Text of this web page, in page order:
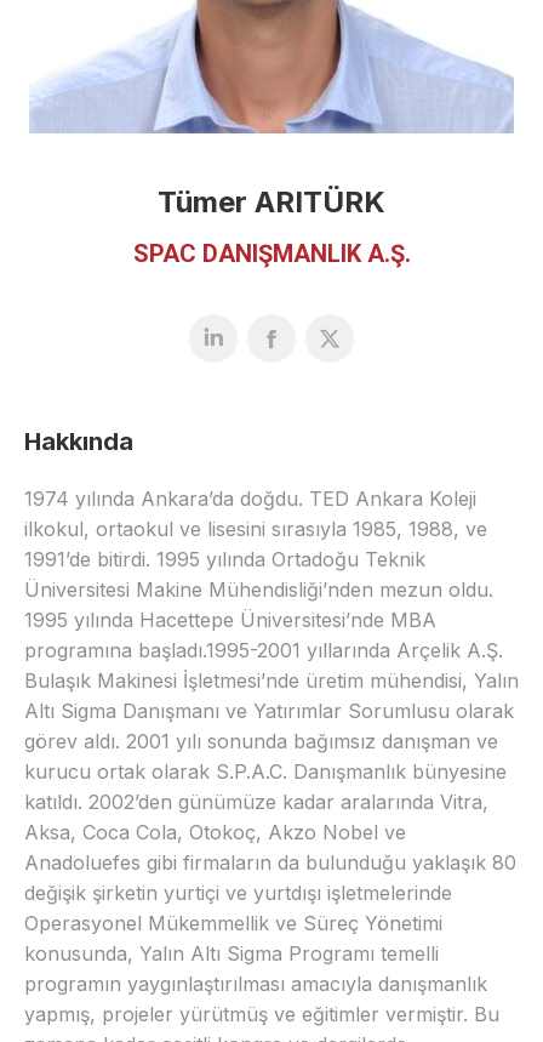
Tümer ARITÜRK
SPAC DANIŞMANLIK A.Ş.
Hakkında
1974 yılında Ankara’da doğdu. TED Ankara Koleji
ilkokul, ortaokul ve lisesini sırasıyla 1985, 1988, ve
1991’de bitirdi. 1995 yılında Ortadoğu Teknik
Üniversitesi Makine Mühendisliği’nden mezun oldu.
1995 yılında Hacettepe Üniversitesi’nde MBA
programına başladı.1995-2001 yıllarında Arçelik A.Ş.
Bulaşık Makinesi İşletmesi’nde üretim mühendisi, Yalın
Altı Sigma Danışmanı ve Yatırımlar Sorumlusu olarak
görev aldı. 2001 yılı sonunda bağımsız danışman ve
kurucu ortak olarak S.P.A.C. Danışmanlık bünyesine
katıldı. 2002’den günümüze kadar aralarında Vitra,
Aksa, Coca Cola, Otokoç, Akzo Nobel ve
Anadoluefes gibi firmaların da bulunduğu yaklaşık 80
değişik şirketin yurtiçi ve yurtdışı işletmelerinde
Operasyonel Mükemmellik ve Süreç Yönetimi
konusunda, Yalın Altı Sigma Programı temelli
programın yaygınlaştırılması amacıyla danışmanlık
yapmış, projeler yürütmüş ve eğitimler vermiştir. Bu